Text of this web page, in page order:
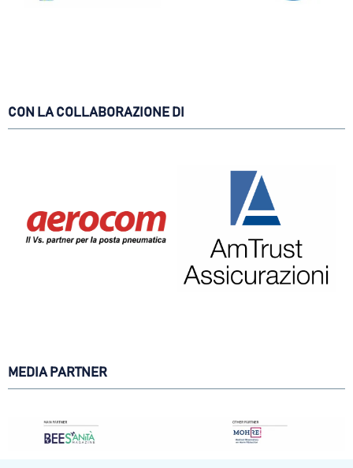
CON LA COLLABORAZIONE DI
MEDIA PARTNER